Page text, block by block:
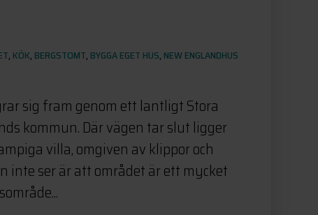
, KÖK, BERGSTOMT, BYGGA EGET HUS, NEW ENGLANDHUS
sig fram genom ett lantligt Stora
kommun. Där vägen tar slut ligger
villa, omgiven av klippor och
inte ser är att området är ett mycket